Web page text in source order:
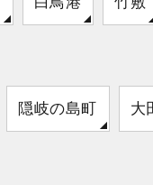
隠岐の島町 大